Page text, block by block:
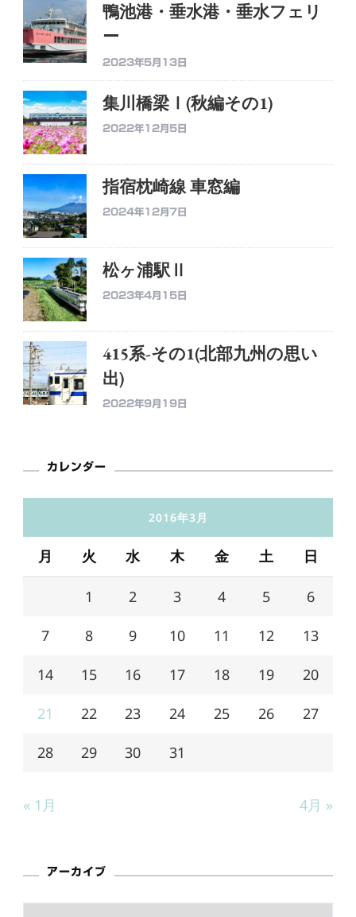
鴨池港・垂水港・垂水フェリ
ー
2023年5月13日
集川橋梁Ⅰ(秋編その1)
2022年12月5日
指宿枕崎線 車窓編
2024年12月7日
松ヶ浦駅Ⅱ
2023年4月15日
415系-その1(北部九州の思い
出)
2022年9月19日
カレンダー
2016年3月
月 火 水 木 金 土 日
1 2 3 4 5 6
7 8 9 10 11 12 13
14 15 16 17 18 19 20
21 22 23 24 25 26 27
28 29 30 31
« 1月 4月 »
アーカイブ